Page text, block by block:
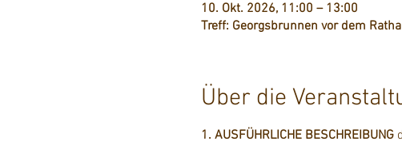
10. Okt. 2026, 11:00 – 13:00
Treff: Georgsbrunnen vor dem
Über die
1. AUSFÜHRLICHE BESCHREIBUNG